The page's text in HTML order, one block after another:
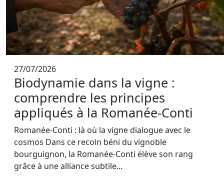
27/07/2026
Biodynamie dans la vigne :
comprendre les principes
appliqués à la Romanée-Conti
Romanée-Conti : là où la vigne dialogue avec le
cosmos Dans ce recoin béni du vignoble
bourguignon, la Romanée-Conti élève son rang
grâce à une alliance subtile...